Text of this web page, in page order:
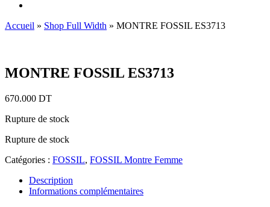
Accueil » Shop Full Width » MONTRE FOSSIL ES3713
MONTRE FOSSIL ES3713
670.000 DT
Rupture de stock
Rupture de stock
Catégories : FOSSIL, FOSSIL Montre Femme
Description
Informations complémentaires